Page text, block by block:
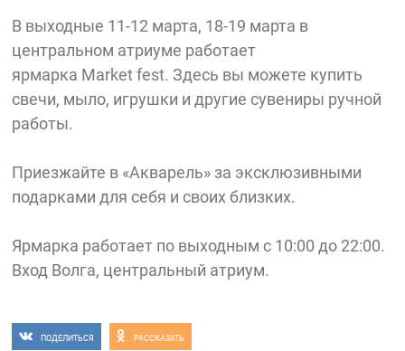
В выходные 11-12 марта, 18-19 марта в
центральном атриуме работает
ярмарка Market fest. Здесь вы можете купить
свечи, мыло, игрушки и другие сувениры ручной
работы.
Приезжайте в «Акварель» за эксклюзивными
подарками для себя и своих близких.
Ярмарка работает по выходным с 10:00 до 22:00.
Вход Волга, центральный атриум.
ПОДЕЛИТЬСЯ РАССКАЗАТЬ